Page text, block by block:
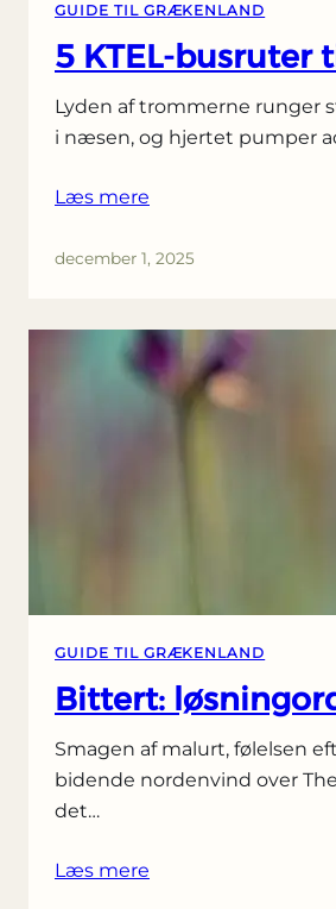
GUIDE TIL GRÆKENLAND
5 KTEL-busruter
Lyden af trommerne runger
i næsen, og hjertet pumper
Læs mere
december 1, 2025
GUIDE TIL GRÆKENLAND
Bittert:
Smagen af malurt, følelsen
bidende nordenvind over
det…
Læs mere